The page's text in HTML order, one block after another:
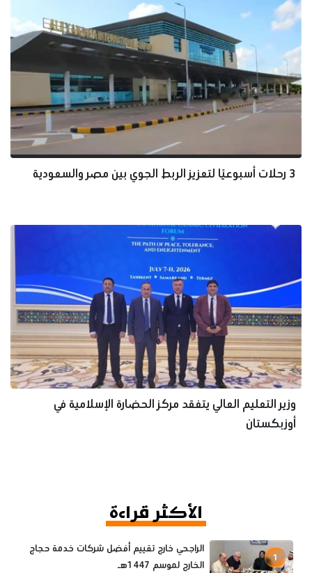
3 رحلات أسبوعيًا لتعزيز الربط الجوي بين مصر والسعودية
وزير التعليم العالي يتفقد مركز الحضارة الإسلامية في
أوزبكستان
الأكثر قراءة
1
الراجحي خارج تقييم أفضل شركات خدمة حجاج
الخارج لموسم 1447هـ